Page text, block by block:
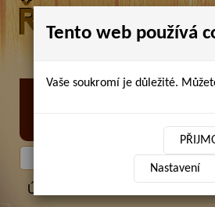
ÚVOD
Tento web používá
Vaše soukromí je důležité.
Nastavení